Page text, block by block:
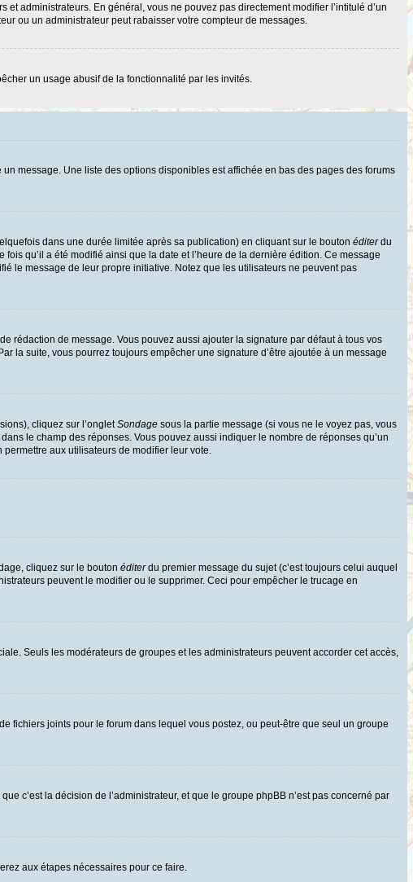
administrateurs. En général, vous ne pouvez pas directement modifier l’intitulé d’un
ou un administrateur peut rabaisser votre compteur de messages.
un usage abusif de la fonctionnalité par les invités.
message. Une liste des options disponibles est affichée en bas des pages des forums
dans une durée limitée après sa publication) en cliquant sur le bouton éditerdu
qu’il a été modifié ainsi que la date et l’heure de la dernière édition. Ce message
le message de leur propre initiative. Notez que les utilisateurs ne peuvent pas
rédaction de message. Vous pouvez aussi ajouter la signature par défaut à tous vos
la suite, vous pourrez toujours empêcher une signature d’être ajoutée à un message
cliquez sur l’ongletSondage sous la partie message (si vous ne le voyez pas, vous
le champ des réponses. Vous pouvez aussi indiquer le nombre de réponses qu’un
aux utilisateurs de modifier leur vote.
cliquez sur le bouton éditerdu premier message du sujet (c’est toujours celui auquel
peuvent le modifier ou le supprimer. Ceci pour empêcher le trucage en
Seuls les modérateurs de groupes et les administrateurs peuvent accorder cet accès,
fichiers joints pour le forum dans lequel vous postez, ou peut-être que seul un groupe
c’est la décision de l’administrateur, et que le groupe phpBB n’est pas concerné par
aux étapes nécessaires pour ce faire.